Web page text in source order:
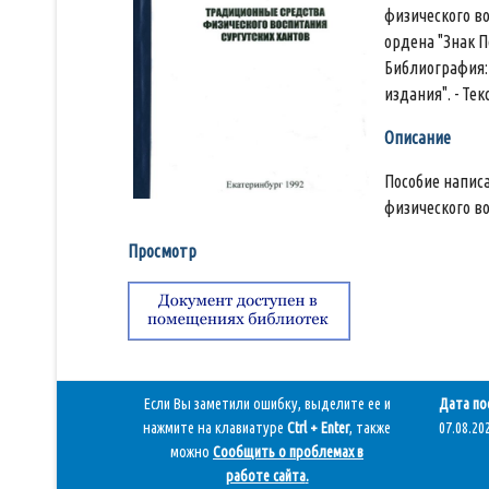
физического
ордена "Знак
издания". -
Описание
Пособие
физического
Просмотр
Если Вы заметили ошибку, выделите ее и
нажмите на клавиатуре Ctrl + Enter, также
можно Сообщить о проблемах в
работе сайта.
Дата